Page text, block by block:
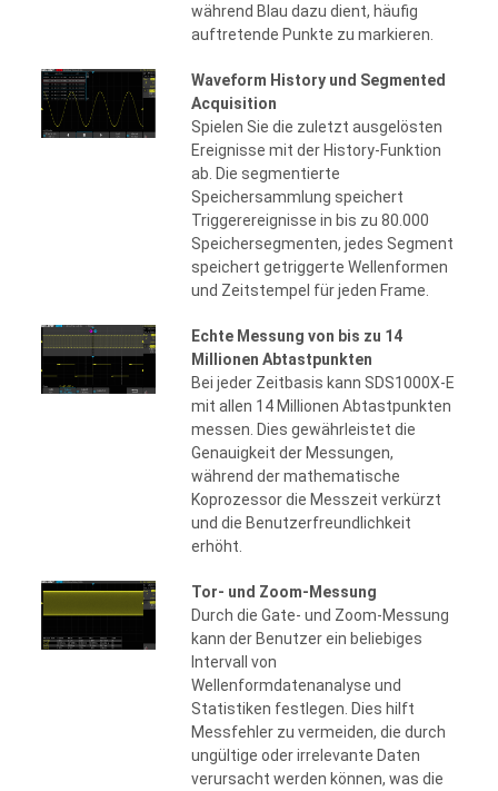
während Blau dazu dient, häufig
auftretende Punkte zu markieren.
Waveform History und Segmented
Acquisition
Spielen Sie die zuletzt ausgelösten
Ereignisse mit der History-Funktion
ab. Die segmentierte
Speichersammlung speichert
Triggerereignisse in bis zu 80.000
Speichersegmenten, jedes Segment
speichert getriggerte Wellenformen
und Zeitstempel für jeden Frame.
Echte Messung von bis zu 14
Millionen Abtastpunkten
Bei jeder Zeitbasis kann SDS1000X-E
mit allen 14 Millionen Abtastpunkten
messen. Dies gewährleistet die
Genauigkeit der Messungen,
während der mathematische
Koprozessor die Messzeit verkürzt
und die Benutzerfreundlichkeit
erhöht.
Tor- und Zoom-Messung
Durch die Gate- und Zoom-Messung
kann der Benutzer ein beliebiges
Intervall von
Wellenformdatenanalyse und
Statistiken festlegen. Dies hilft
Messfehler zu vermeiden, die durch
ungültige oder irrelevante Daten
verursacht werden können, was die